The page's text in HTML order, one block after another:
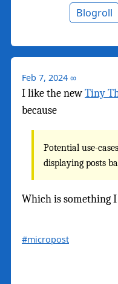
Blogroll
Feb 7, 2024 ∞
I like the newTiny
because
Potential use-
displaying posts
Which is something I
#micropost